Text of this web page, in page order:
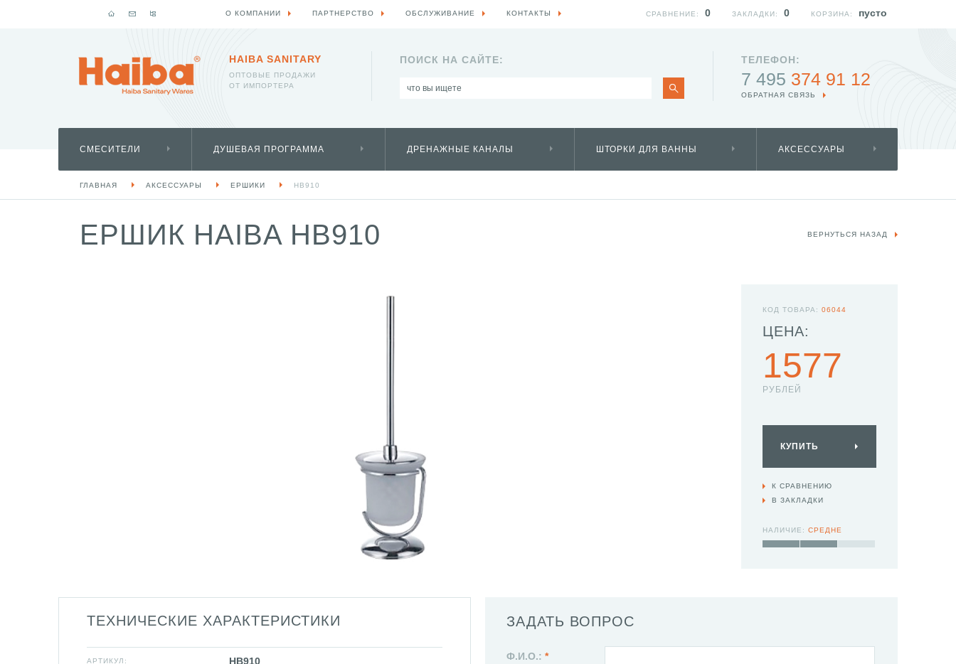
HAIBA SANITARY
ОПТОВЫЕ ПРОДАЖИ
ОТ ИМПОРТЕРА
ПОИСК НА САЙТЕ: ТЕЛЕФОН:
7 495 374 91 12
ОБРАТНАЯ СВЯЗЬ
СМЕСИТЕЛИ ДУШЕВАЯ ПРОГРАММА ДРЕНАЖНЫЕ КАНАЛЫ ШТОРКИ ДЛЯ ВАННЫ АКСЕССУАРЫ
ГЛАВНАЯ АКСЕССУАРЫ ЕРШИКИ HB910
ВЕРНУТЬСЯ НАЗАД
ЕРШИК HAIBA HB910
КОД ТОВАРА: 06044
ЦЕНА:
1577
РУБЛЕЙ
КУПИТЬ
К СРАВНЕНИЮ
В ЗАКЛАДКИ
НАЛИЧИЕ: СРЕДНЕ
ТЕХНИЧЕСКИЕ ХАРАКТЕРИСТИКИ
АРТИКУЛ: HB910
ЗАДАТЬ ВОПРОС
Ф.И.О.: *
О КОМПАНИИ ПАРТНЕРСТВО ОБСЛУЖИВАНИЕ КОНТАКТЫ КОРЗИНА: пусто
ЗАКЛАДКИ: 0
СРАВНЕНИЕ: 0